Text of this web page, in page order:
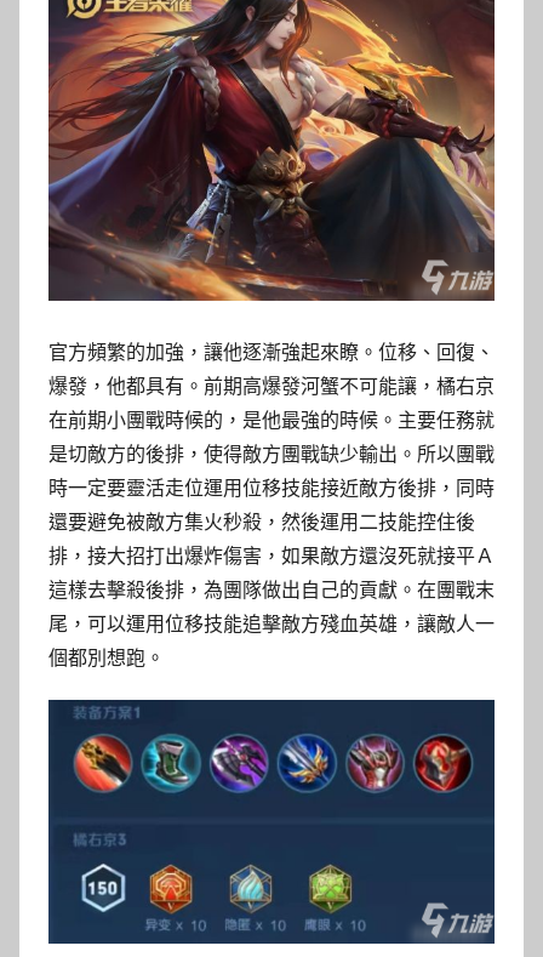
官方頻繁的加強，讓他逐漸強起來瞭。位移、回復、
爆發，他都具有。前期高爆發河蟹不可能讓，橘右京
在前期小團戰時候的，是他最強的時候。主要任務就
是切敵方的後排，使得敵方團戰缺少輸出。所以團戰
時一定要靈活走位運用位移技能接近敵方後排，同時
還要避免被敵方集火秒殺，然後運用二技能控住後
排，接大招打出爆炸傷害，如果敵方還沒死就接平Ａ
這樣去擊殺後排，為團隊做出自己的貢獻。在團戰末
尾，可以運用位移技能追擊敵方殘血英雄，讓敵人一
個都別想跑。